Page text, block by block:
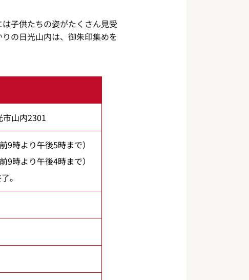
子供たちの姿がたくさん見受
の日光山内は、御朱印集めを
山内2301
9時より午後5時まで）
9時より午後4時まで）
。